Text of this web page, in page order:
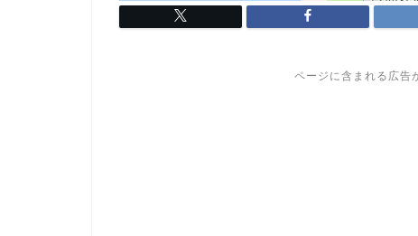
ページに含まれる広告